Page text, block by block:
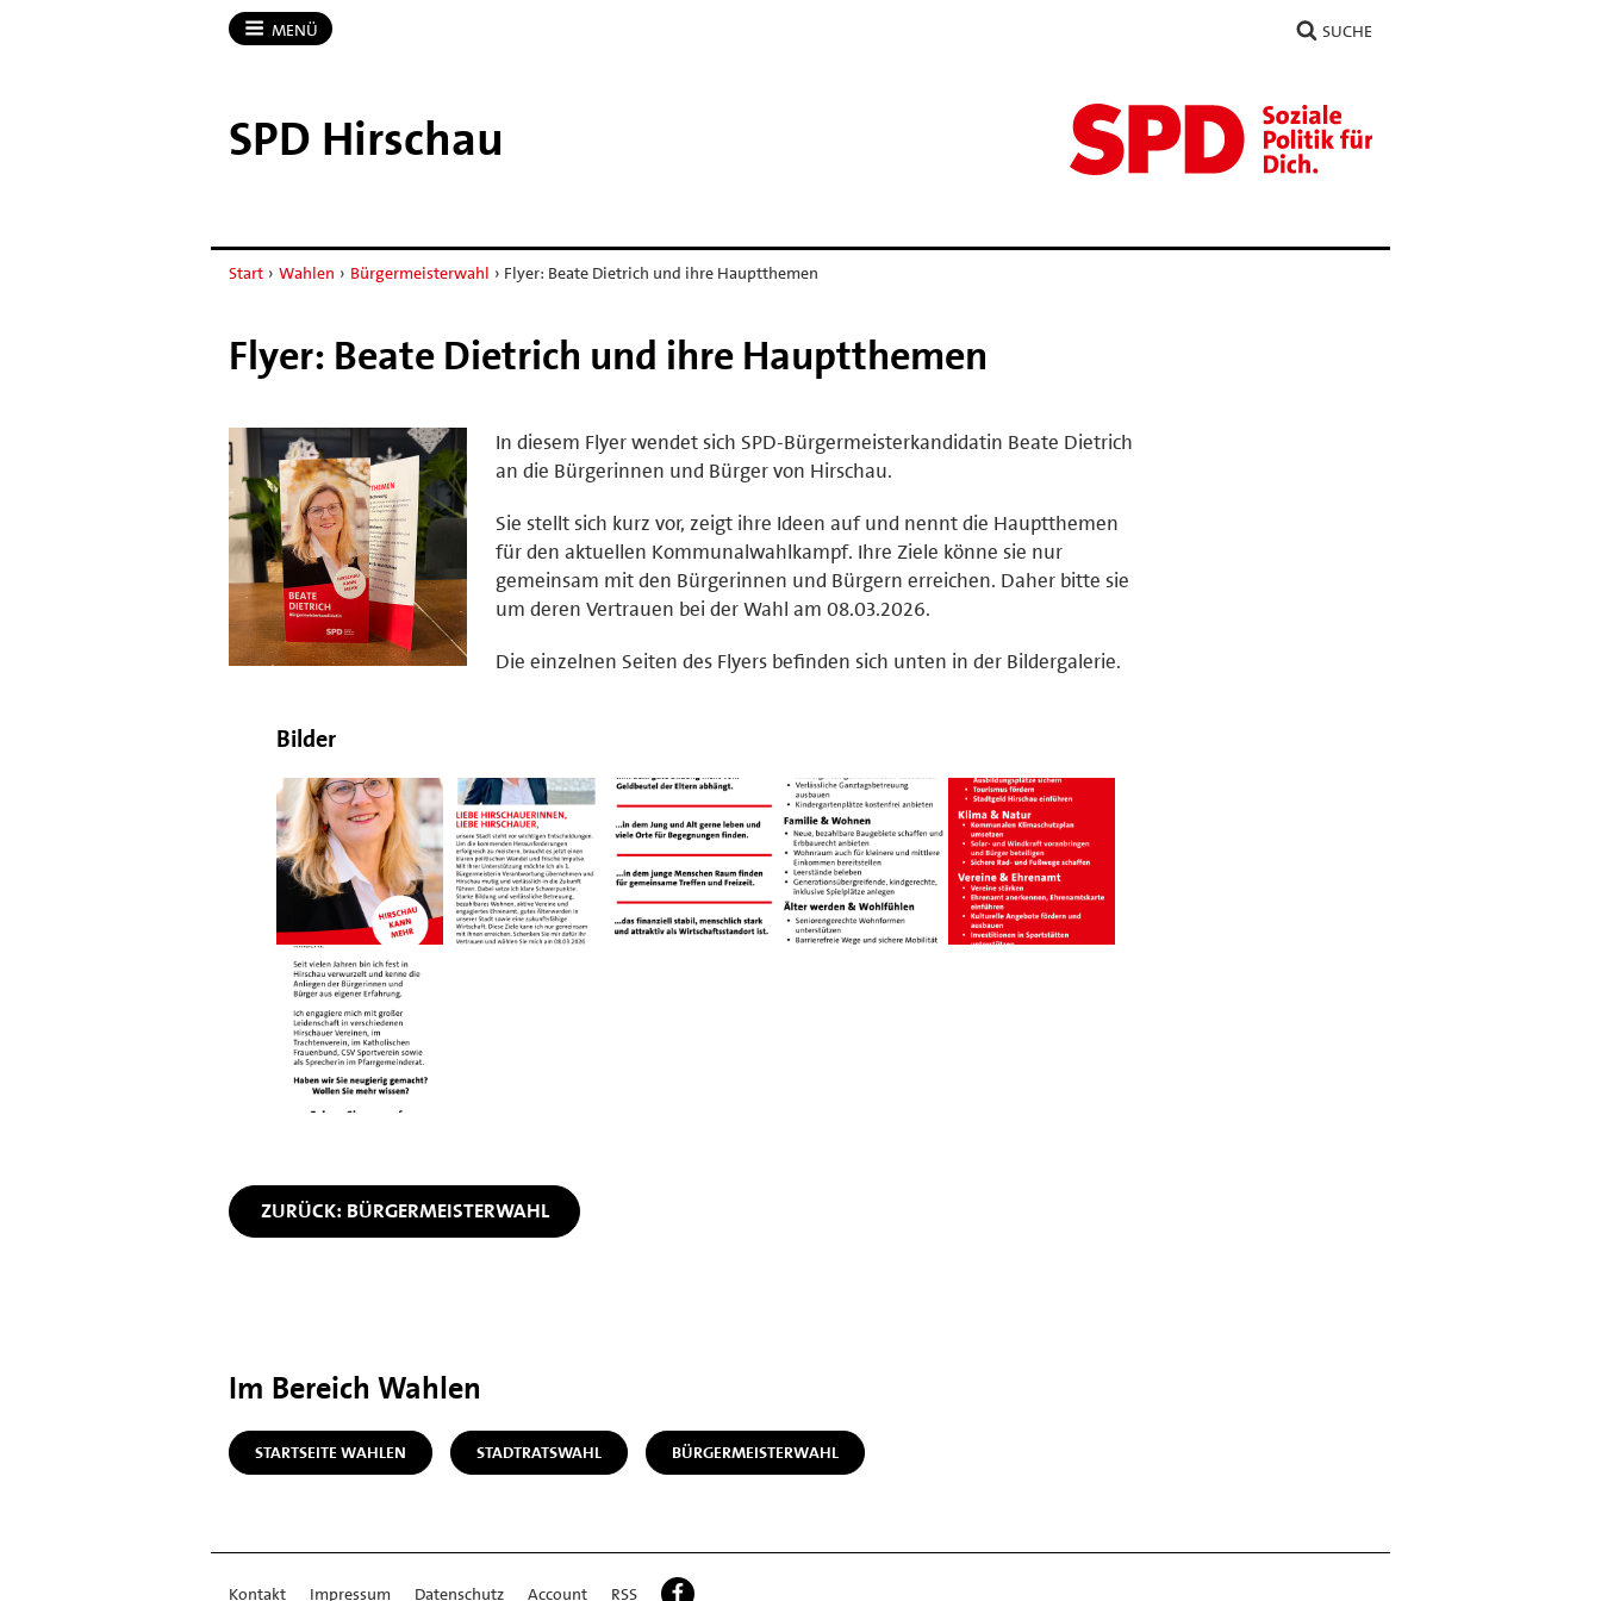
MENÜ SUCHE
SPD Hirschau
Start › Wahlen › Bürgermeisterwahl › Flyer: Beate Dietrich und ihre Hauptthemen
Flyer: Beate Dietrich und ihre Hauptthemen
In diesem Flyer wendet sich SPD-Bürgermeisterkandidatin Beate Dietrich
an die Bürgerinnen und Bürger von Hirschau.
Sie stellt sich kurz vor, zeigt ihre Ideen auf und nennt die Hauptthemen
für den aktuellen Kommunalwahlkampf. Ihre Ziele könne sie nur
gemeinsam mit den Bürgerinnen und Bürgern erreichen. Daher bitte sie
um deren Vertrauen bei der Wahl am 08.03.2026.
Die einzelnen Seiten des Flyers befinden sich unten in der Bildergalerie.
Bilder
ZURÜCK: BÜRGERMEISTERWAHL
Im Bereich Wahlen
STARTSEITE WAHLEN STADTRATSWAHL BÜRGERMEISTERWAHL
Kontakt Impressum Datenschutz Account RSS